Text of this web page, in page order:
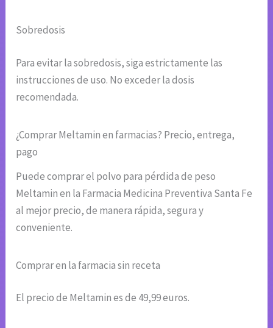
Sobredosis
Para evitar la sobredosis, siga estrictamente las
instrucciones de uso. No exceder la dosis
recomendada.
¿Comprar Meltamin en farmacias? Precio, entrega,
pago
Puede comprar el polvo para pérdida de peso
Meltamin en la Farmacia Medicina Preventiva Santa Fe
al mejor precio, de manera rápida, segura y
conveniente.
Comprar en la farmacia sin receta
El precio de Meltamin es de 49,99 euros.